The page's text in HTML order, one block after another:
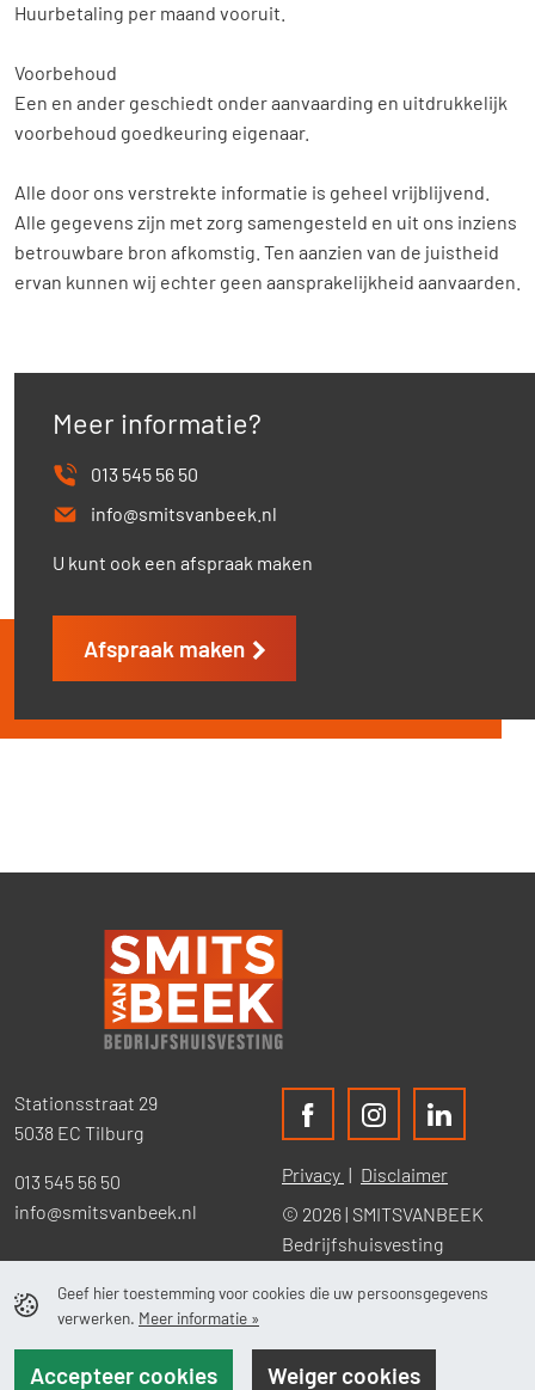
Geef hier toestemming voor cookies die uw persoonsgegevens
verwerken. Meer informatie »
Accepteer cookies Weiger cookies
Huurbetaling per maand vooruit.
Voorbehoud
Een en ander geschiedt onder aanvaarding en uitdrukkelijk
voorbehoud goedkeuring eigenaar.
Alle door ons verstrekte informatie is geheel vrijblijvend.
Alle gegevens zijn met zorg samengesteld en uit ons inziens
betrouwbare bron afkomstig. Ten aanzien van de juistheid
ervan kunnen wij echter geen aansprakelijkheid aanvaarden.
Meer informatie?
013 545 56 50
info@smitsvanbeek.nl
U kunt ook een afspraak maken
Afspraak maken
Stationsstraat 29
5038 EC Tilburg
013 545 56 50
info@smitsvanbeek.nl
Privacy
Disclaimer
© 2026 | SMITSVANBEEK
Bedrijfshuisvesting